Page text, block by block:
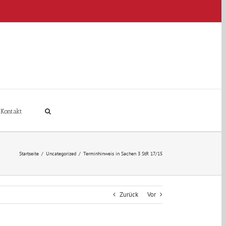
Kontakt
Startseite / Uncategorized / Terminhinweis in Sachen 3 StR 17/15
Zurück Vor